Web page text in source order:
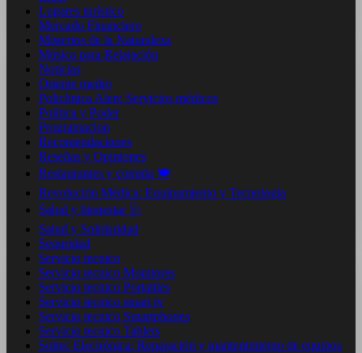
Lugares turístico
Mercado Financiero
Misterios de la Naturaleza
Música para Relajación
Noticias
Oriente medio
Policlinica Alen: Servicios médicos
Politica y Poder
Programacion
Recomendaciones
Reseñas y Opiniones
Restaurantes y comida 🍽️
Revolución Médica: Equipamiento y Tecnología
Salud y bienestar 🩺
Salud y Solidaridad
Seguridad
Servicio tecnico
Servicio tecnico Monitores
Servicio tecnico Portatiles
Servicio tecnico smart tv
Servicio tecnico Smartphones
Servicio tecnico Tablets
Soltec Electrónica: Reparación y mantenimiento de equipos